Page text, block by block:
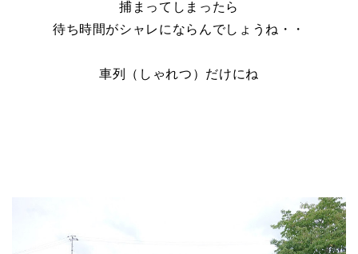
捕まってしまったら
待ち時間がシャレにならんでしょうね・・
車列（しゃれつ）だけにね